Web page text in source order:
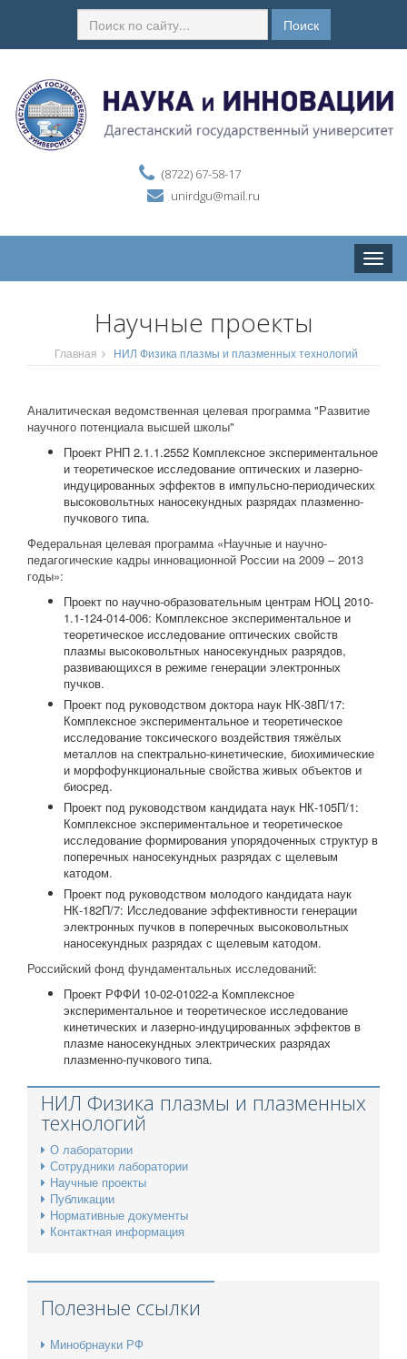
Поиск
(8722) 67-58-17
unirdgu@mail.ru
Toggle
Научные проекты
Главная НИЛ Физика плазмы и плазменных технологий
Аналитическая ведомственная целевая программа "Развитие
научного потенциала высшей школы"
Проект РНП 2.1.1.2552 Комплексное экспериментальное
и теоретическое исследование оптических и лазерно-
индуцированных эффектов в импульсно-периодических
высоковольтных наносекундных разрядах плазменно-
пучкового типа.
Федеральная целевая программа «Научные и научно-
педагогические кадры инновационной России на 2009 – 2013
годы»:
Проект по научно-образовательным центрам НОЦ 2010-
1.1-124-014-006: Комплексное экспериментальное и
теоретическое исследование оптических свойств
плазмы высоковольтных наносекундных разрядов,
развивающихся в режиме генерации электронных
пучков.
Проект под руководством доктора наук НК-38П/17:
Комплексное экспериментальное и теоретическое
исследование токсического воздействия тяжёлых
металлов на спектрально-кинетические, биохимические
и морфофункциональные свойства живых объектов и
биосред.
Проект под руководством кандидата наук НК-105П/1:
Комплексное экспериментальное и теоретическое
исследование формирования упорядоченных структур в
поперечных наносекундных разрядах с щелевым
катодом.
Проект под руководством молодого кандидата наук
НК-182П/7: Исследование эффективности генерации
электронных пучков в поперечных высоковольтных
наносекундных разрядах с щелевым катодом.
Российский фонд фундаментальных исследований:
Проект РФФИ 10-02-01022-а Комплексное
экспериментальное и теоретическое исследование
кинетических и лазерно-индуцированных эффектов в
плазме наносекундных электрических разрядах
плазменно-пучкового типа.
НИЛ Физика плазмы и плазменных
технологий
О лаборатории
Сотрудники лаборатории
Научные проекты
Публикации
Нормативные документы
Контактная информация
Полезные ссылки
Минобрнауки РФ